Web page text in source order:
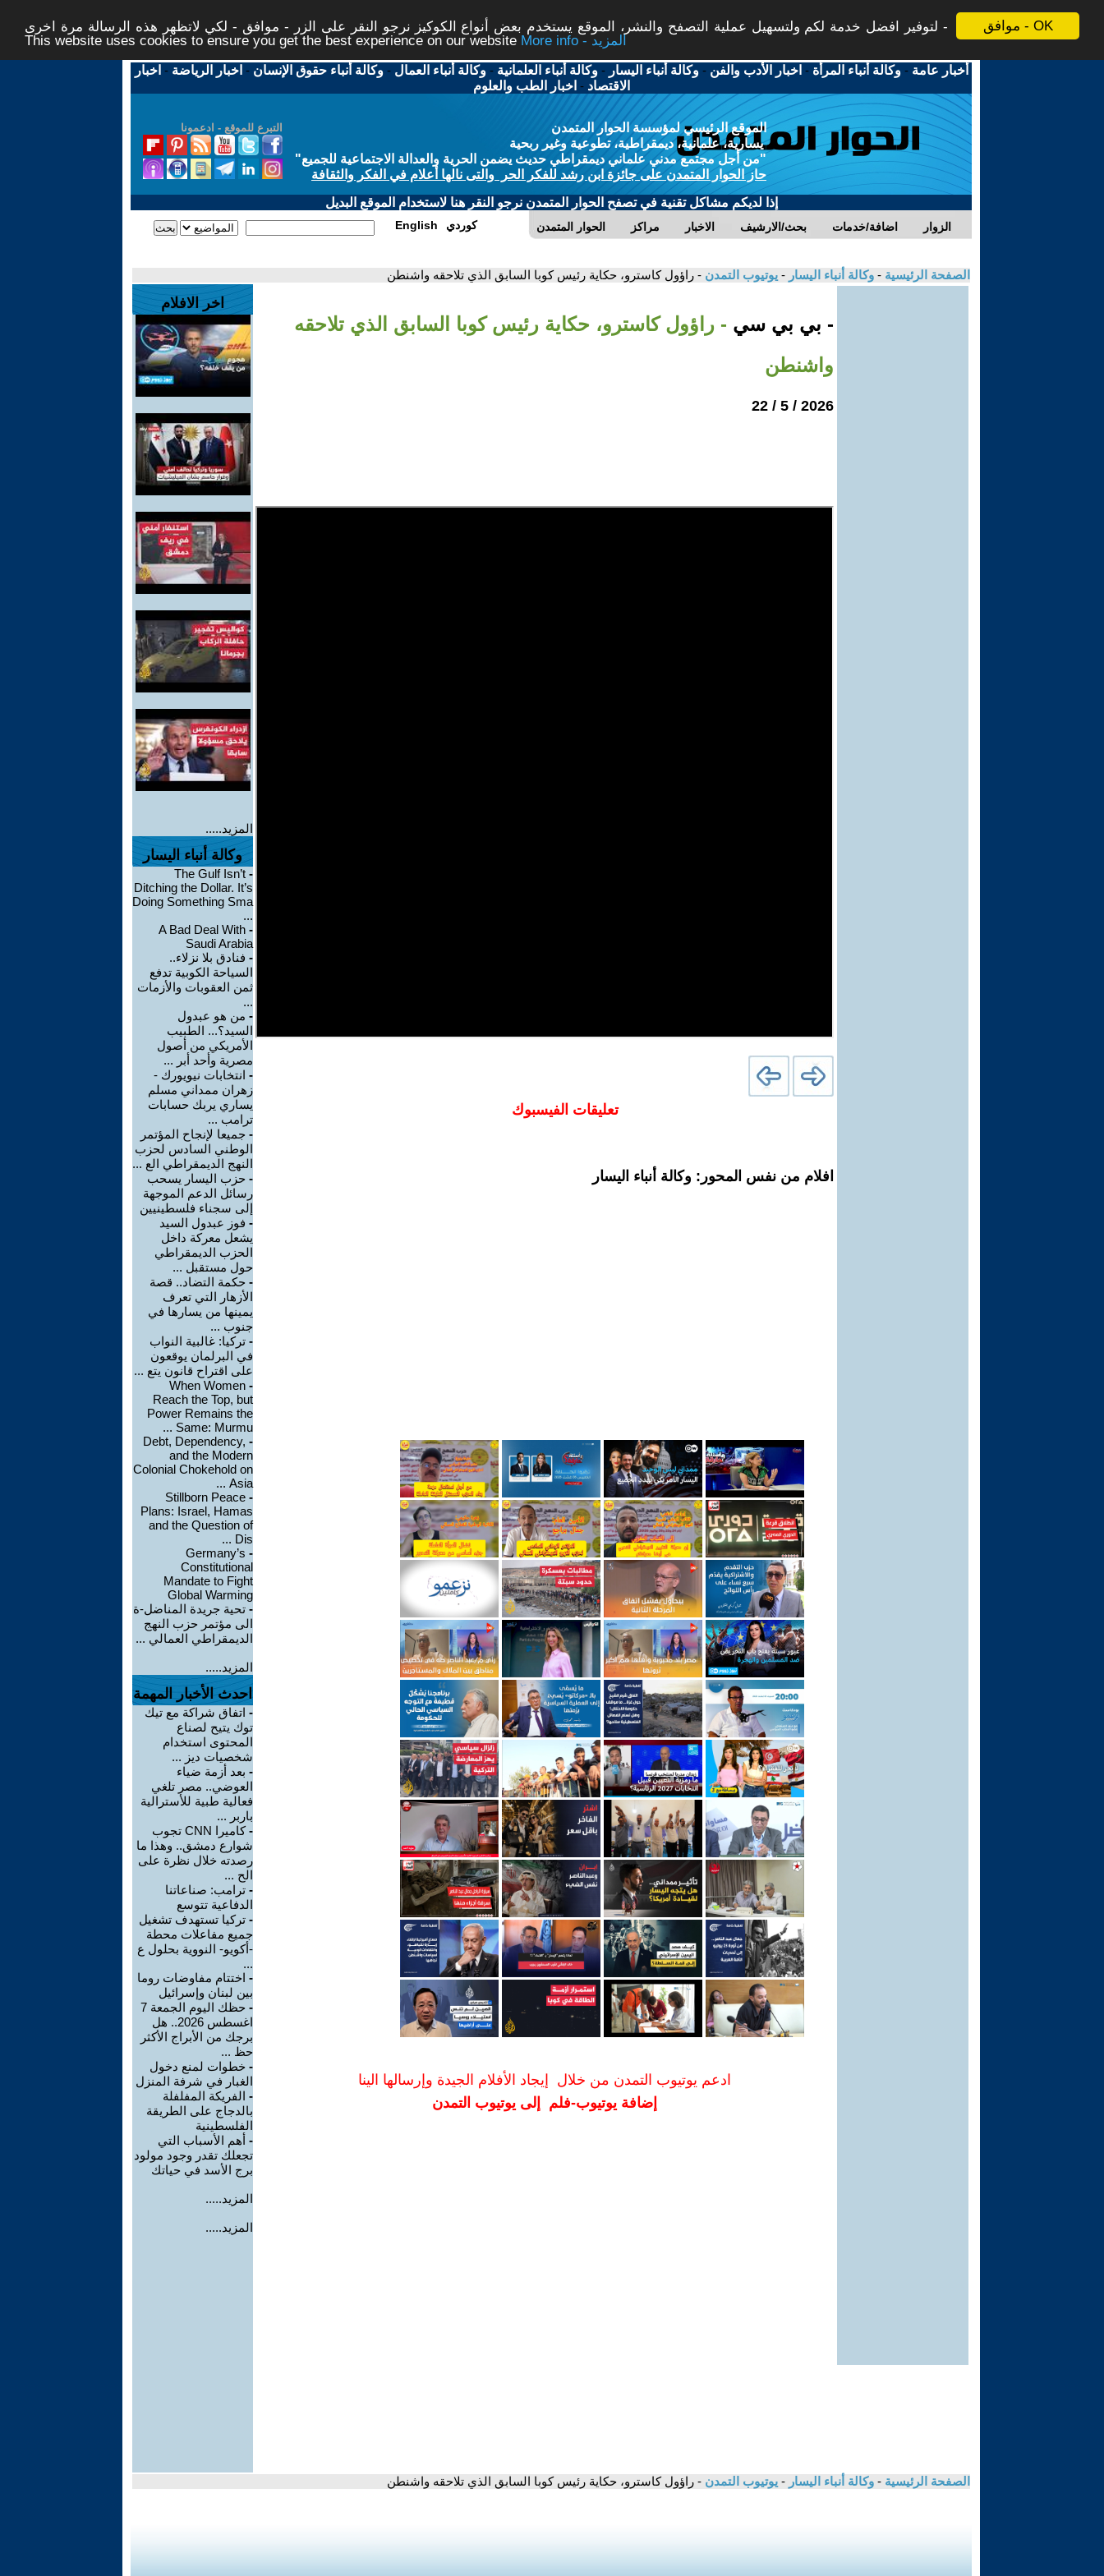
موافق - OK
لتوفير افضل خدمة لكم ولتسهيل عملية التصفح والنشر، الموقع يستخدم بعض أنواع الكوكيز نرجو النقر على الزر - موافق - لكي لاتظهر هذه الرسالة مرة اخرى -
This website uses cookies to ensure you get the best experience on our website
More info - المزيد
أخبار عامة -وكالة أنباء المرأة - اخبار الأدب والفن -وكالة أنباء اليسار -وكالة أنباء العلمانية -وكالة أنباء العمال -وكالة أنباء حقوق الإنسان - اخبار الرياضة - اخبار
الاقتصاد - اخبار الطب والعلوم
التبرع للموقع - ادعمونا
الموقع الرئيسي لمؤسسة الحوار المتمدن
يسارية، علمانية، ديمقراطية، تطوعية وغير ربحية
"من أجل مجتمع مدني علماني ديمقراطي حديث يضمن الحرية والعدالة الاجتماعية للجميع"
حاز الحوار المتمدن على جائزة ابن رشد للفكر الحر والتى نالها أعلام في الفكر والثقافة
إذا لديكم مشاكل تقنية في تصفح الحوار المتمدن نرجو النقر هنا لاستخدام الموقع البديل
الحوار المتمدن مراكز الاخبار بحث/الارشيف اضافة/خدمات الزوار English كوردي
الصفحة الرئيسية - وكالة أنباء اليسار - يوتيوب التمدن - راؤول كاسترو، حكاية رئيس كوبا السابق الذي تلاحقه واشنطن
- بي بي سي - راؤول كاسترو، حكاية رئيس كوبا السابق الذي تلاحقه
واشنطن
2026 / 5 / 22
تعليقات الفيسبوك
افلام من نفس المحور: وكالة أنباء اليسار
ادعم يوتيوب التمدن من خلال إيجاد الأفلام الجيدة وإرسالها الينا
إضافة يوتيوب-فلم إلى يوتيوب التمدن
اخر الافلام
المزيد.....
وكالة أنباء اليسار
-
The Gulf Isn’t
Ditching the Dollar. It’s
Doing Something Sma
...
-
A Bad Deal With
Saudi Arabia
- فنادق بلا نزلاء..
السياحة الكوبية تدفع
ثمن العقوبات والأزمات
...
- من هو عبدول
السيد؟... الطبيب
الأمريكي من أصول
مصرية وأحد أبر ...
- انتخابات نيويورك -
زهران ممداني مسلم
يساري يربك حسابات
ترامب ...
- جميعا لإنجاح المؤتمر
الوطني السادس لحزب
النهج الديمقراطي الع ...
- حزب اليسار يسحب
رسائل الدعم الموجهة
إلى سجناء فلسطينيين
- فوز عبدول السيد
يشعل معركة داخل
الحزب الديمقراطي
حول مستقبل ...
- حكمة التضاد.. قصة
الأزهار التي تعرف
يمينها من يسارها في
جنوب ...
- تركيا: غالبية النواب
في البرلمان يوقعون
على اقتراح قانون يتع ...
-
When Women
Reach the Top, but
Power Remains the
Same: Murmu ...
-
Debt, Dependency,
and the Modern
Colonial Chokehold on
Asia ...
-
Stillborn Peace
Plans: Israel, Hamas
and the Question of
Dis ...
-
Germany’s
Constitutional
Mandate to Fight
Global Warming
- تحية جريدة المناضل-ة
الى مؤتمر حزب النهج
الديمقراطي العمالي ...
المزيد.....
احدث الأخبار المهمة
- اتفاق شراكة مع تيك
توك يتيح لصناع
المحتوى استخدام
شخصيات ديز ...
- بعد أزمة ضياء
العوضي.. مصر تلغي
فعالية طبية للأسترالية
باربر ...
-
كاميرا CNN تجوب
شوارع دمشق.. وهذا ما
رصدته خلال نظرة على
الح ...
- ترامب: صناعاتنا
الدفاعية تتوسع
- تركيا تستهدف تشغيل
جميع مفاعلات محطة
-أكويو- النووية بحلول ع
...
- اختتام مفاوضات روما
بين لبنان وإسرائيل
-
حظك اليوم الجمعة 7
اغسطس 2026.. هل
برجك من الأبراج الأكثر
حظ ...
- خطوات لمنع دخول
الغبار في شرفة المنزل
- الفريكة المفلفلة
بالدجاج على الطريقة
الفلسطينية
- أهم الأسباب التي
تجعلك تقدر وجود مولود
برج الأسد في حياتك
المزيد.....
المزيد.....
الصفحة الرئيسية - وكالة أنباء اليسار - يوتيوب التمدن - راؤول كاسترو، حكاية رئيس كوبا السابق الذي تلاحقه واشنطن